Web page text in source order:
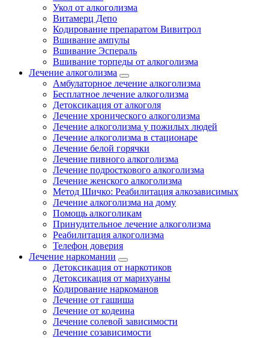
Укол от алкоголизма
Витамерц Депо
Кодирование препаратом Вивитрол
Вшивание ампулы
Вшивание Эспераль
Вшивание торпеды от алкоголизма
Лечение алкоголизма
Амбулаторное лечение алкоголизма
Бесплатное лечение алкоголизма
Детоксикация от алкоголя
Лечение хронического алкоголизма
Лечение алкоголизма у пожилых людей
Лечение алкоголизма в стационаре
Лечение белой горячки
Лечение пивного алкоголизма
Лечение подросткового алкоголизма
Лечение женского алкоголизма
Метод Шичко: Реабилитация алкозависимых
Лечение алкоголизма на дому
Помощь алкоголикам
Принудительное лечение алкоголизма
Реабилитация алкоголизма
Телефон доверия
Лечение наркомании
Детоксикация от наркотиков
Детоксикация от марихуаны
Кодирование наркоманов
Лечение от гашиша
Лечение от кодеина
Лечение солевой зависимости
Лечение созависимости